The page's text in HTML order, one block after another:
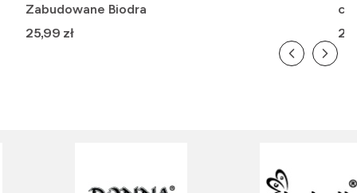
Zabudowane Biodra
Cena
25,99 zł